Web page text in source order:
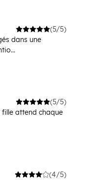
(5/5)
dans une
(5/5)
fille attend chaque
(4/5)